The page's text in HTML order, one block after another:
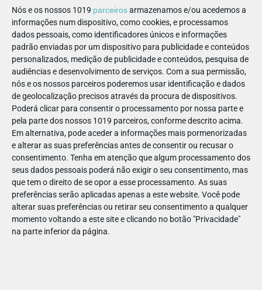
Nós e os nossos 1019 parceirosarmazenamos e/ou acedemos a
informações num dispositivo, como cookies, e processamos
dados pessoais, como identificadores únicos e informações
padrão enviadas por um dispositivo para publicidade e conteúdos
personalizados, medição de publicidade e conteúdos, pesquisa de
audiências e desenvolvimento de serviços. Com a sua permissão,
nós e os nossos parceiros poderemos usar identificação e dados
de geolocalização precisos através da procura de dispositivos.
Poderá clicar para consentir o processamento por nossa parte e
pela parte dos nossos 1019 parceiros, conforme descrito acima.
Em alternativa, pode aceder a informações mais pormenorizadas
e alterar as suas preferências antes de consentir ou recusar o
consentimento. Tenha em atenção que algum processamento dos
seus dados pessoais poderá não exigir o seu consentimento, mas
que tem o direito de se opor a esse processamento. As suas
preferências serão aplicadas apenas a este website. Você pode
alterar suas preferências ou retirar seu consentimento a qualquer
momento voltando a este site e clicando no botão "Privacidade"
na parte inferior da página.
especialmente se subir para a Casa na Árvore. Depois é só
ganhar coragem, descer pelo escorrega abaixo e repetir o
ciclo dentro da árvore. Atenção: nada de levar bolas para
casa!
4.Playground Alma Shopping|
Coimbra